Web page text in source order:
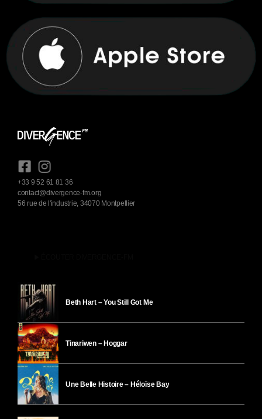
+33 9 52 61 81 36
contact@divergence-fm.org
56 rue de l'industrie, 34070 Montpellier
Beth Hart – You Still Got Me
Tinariwen – Hoggar
Une Belle Histoire – Héloïse Bay